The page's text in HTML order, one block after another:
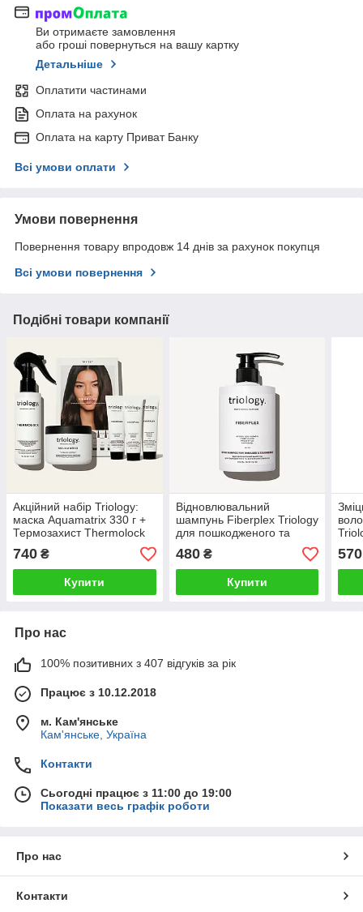
Ви отримаєте замовлення
або гроші повернуться на вашу картку
Детальніше
Оплатити частинами
Оплата на рахунок
Оплата на карту Приват Банку
Всі умови оплати
Умови повернення
Повернення товару впродовж 14 днів за рахунок покупця
Всі умови повернення
Подібні товари компанії
​Акційний набір Triology:
маска Aquamatrix 330 г +
Термозахист Thermolock
150 мл + Подарунок
Fiberplex Try Set
740 ₴
Купити
Відновлювальний
шампунь Fiberplex Triology
для пошкодженого та
фарбованого волосся 500
мл
480₴
Купити
г
570
Про нас
100% позитивних з 407 відгуків за рік
Працює з 10.12.2018
м. Кам'янське
Кам'янське, Україна
Контакти
Сьогодні працює з 11:00 до 19:00
Показати весь графік роботи
Про нас
Контакти